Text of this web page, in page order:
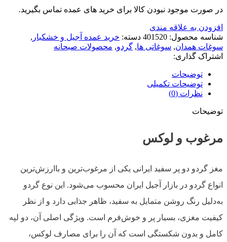
در صورت موجود نبودن کالا برای خرید های عمده تماس بگیرید.
افزودن به علاقه مندی
شناسه محصول: 401520 دسته: خرید عمده آجیل و خشکبار ,
سوغات همدان, سوغاتی ها, گردو, محصولات صبحانه
اشتراک گذاری:
توضیحات
توضیحات تکمیلی
نظرات (0)
توضیحات
مرغوب و لوکس
مغز گردو دو پر سفید ایرانی یکی از مرغوب‌ترین و باارزش‌ترین
انواع گردو در بازار آجیل ایران محسوب می‌شود. این نوع گردو
به‌دلیل رنگ روشن متمایل به سفید، ظاهر جذابی دارد و از نظر
کیفیت مغزی، بسیار پر و خوش‌فرم است. ویژگی اصلی آن، دو لپه
کامل و بدون شکستگی است که آن را برای مصارف لوکس،